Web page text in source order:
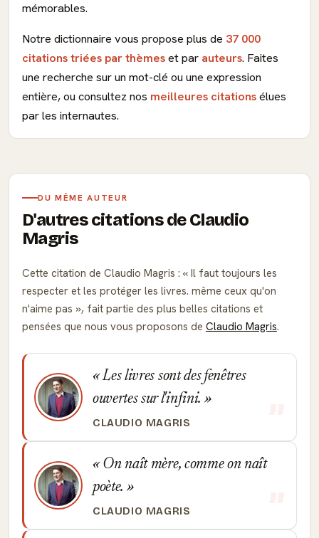
mémorables.
Notre dictionnaire vous propose plus de 37 000
citations triées par thèmeset par auteurs. Faites
une recherche sur un mot-clé ou une expression
entière, ou consultez nos meilleures citationsélues
par les internautes.
DU MÊME AUTEUR
D'autres citations de Claudio
Magris
Cette citation de Claudio Magris :
Il faut toujours les
respecter et les protéger les livres. même ceux qu'on
n'aime pas
, fait partie des plus belles citations et
pensées que nous vous proposons de Claudio Magris.
Les livres sont des fenêtres
ouvertes sur l'infini.
CLAUDIO MAGRIS
On naît mère, comme on naît
poète.
CLAUDIO MAGRIS